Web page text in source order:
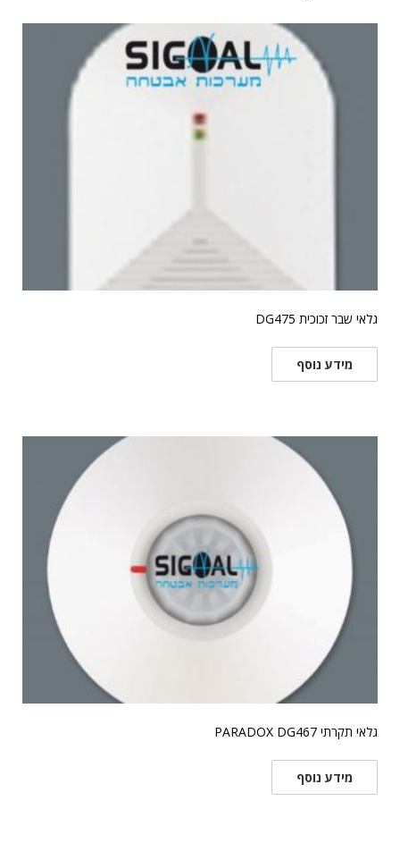
גלאי שבר זכוכית DG475
מידע נוסף
גלאי תקרתי PARADOX DG467
מידע נוסף